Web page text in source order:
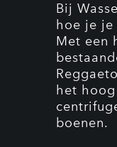
Bij
hoe je je
Met een
het
boenen.